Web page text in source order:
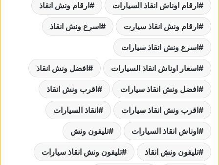
ارقام اوناش انقاذ السيارات ارقام ونش انقاذ
ارقام ونش انقاذ سيارت اسرع ونش انقاذ
اسرع ونش انقاذ سيارات
اسعار اوناش انقاذ السيارات افضل ونش انقاذ
افضل ونش انقاذ سيارات اقرب ونش انقاذ
اقرب ونش انقاذ سيارات انقاذ السيارات
اوناش انقاذ السيارات تليفون ونش
تليفون ونش انقاذ تليفون ونش انقاذ سيارات